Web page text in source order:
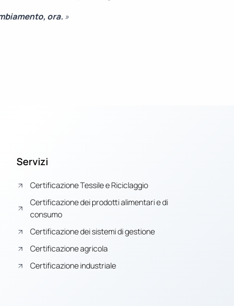
ora. »
Servizi
Certificazione Tessile e Riciclaggio
Certificazione dei prodotti alimentari e di
consumo
Certificazione dei sistemi di gestione
Certificazione agricola
Certificazione industriale